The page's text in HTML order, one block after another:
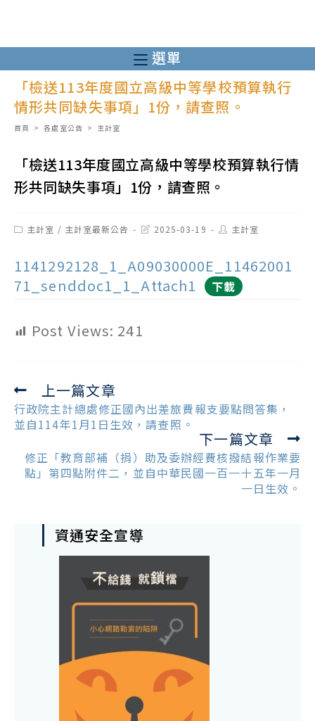
至
主
內
選單
「檢送113年度國立高級中等學校預算執行
情形共同缺失事項」1份，請查照。
首頁 > 各處室公告 > 主計室
「檢送113年度國立高級中等學校預算執行情
形共同缺失事項」1份，請查照。
Post主計室 / 主計室最新公告
Post2025-03-19
Post主計室
1141292128_1_A09030000E_11462001
71_senddoc1_1_Attach1
下載
Post Views: 241
Read
more
articles
上一篇文章
行政院主計總處修正國內出差旅費報支要點問答集，
並自114年1月1日生效，請查照。
下一篇文章
修正「教育部補（捐）助及委辦經費核撥結報作業要
點」第四點附件二，並自中華民國一百一十五年一月
一日生效。
資通安全宣導